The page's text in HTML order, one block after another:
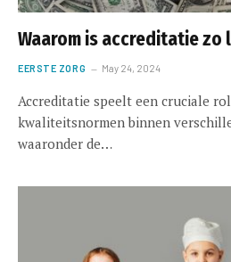
Waarom is accreditatie zo
EERSTE ZORG May 24, 2024
Accreditatie speelt een cruciale
kwaliteitsnormen binnen
waaronder de…